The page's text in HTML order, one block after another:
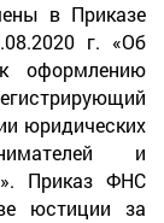
в Приказе
г. «Об
оформлению
юридических
и
Приказ ФНС
юстиции за